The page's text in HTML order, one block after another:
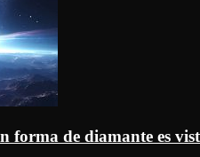
forma de diamante es